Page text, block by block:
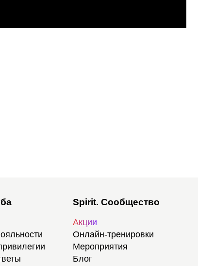
Spirit. Сообщество
Акции
Онлайн-тренировки
Мероприятия
Блог